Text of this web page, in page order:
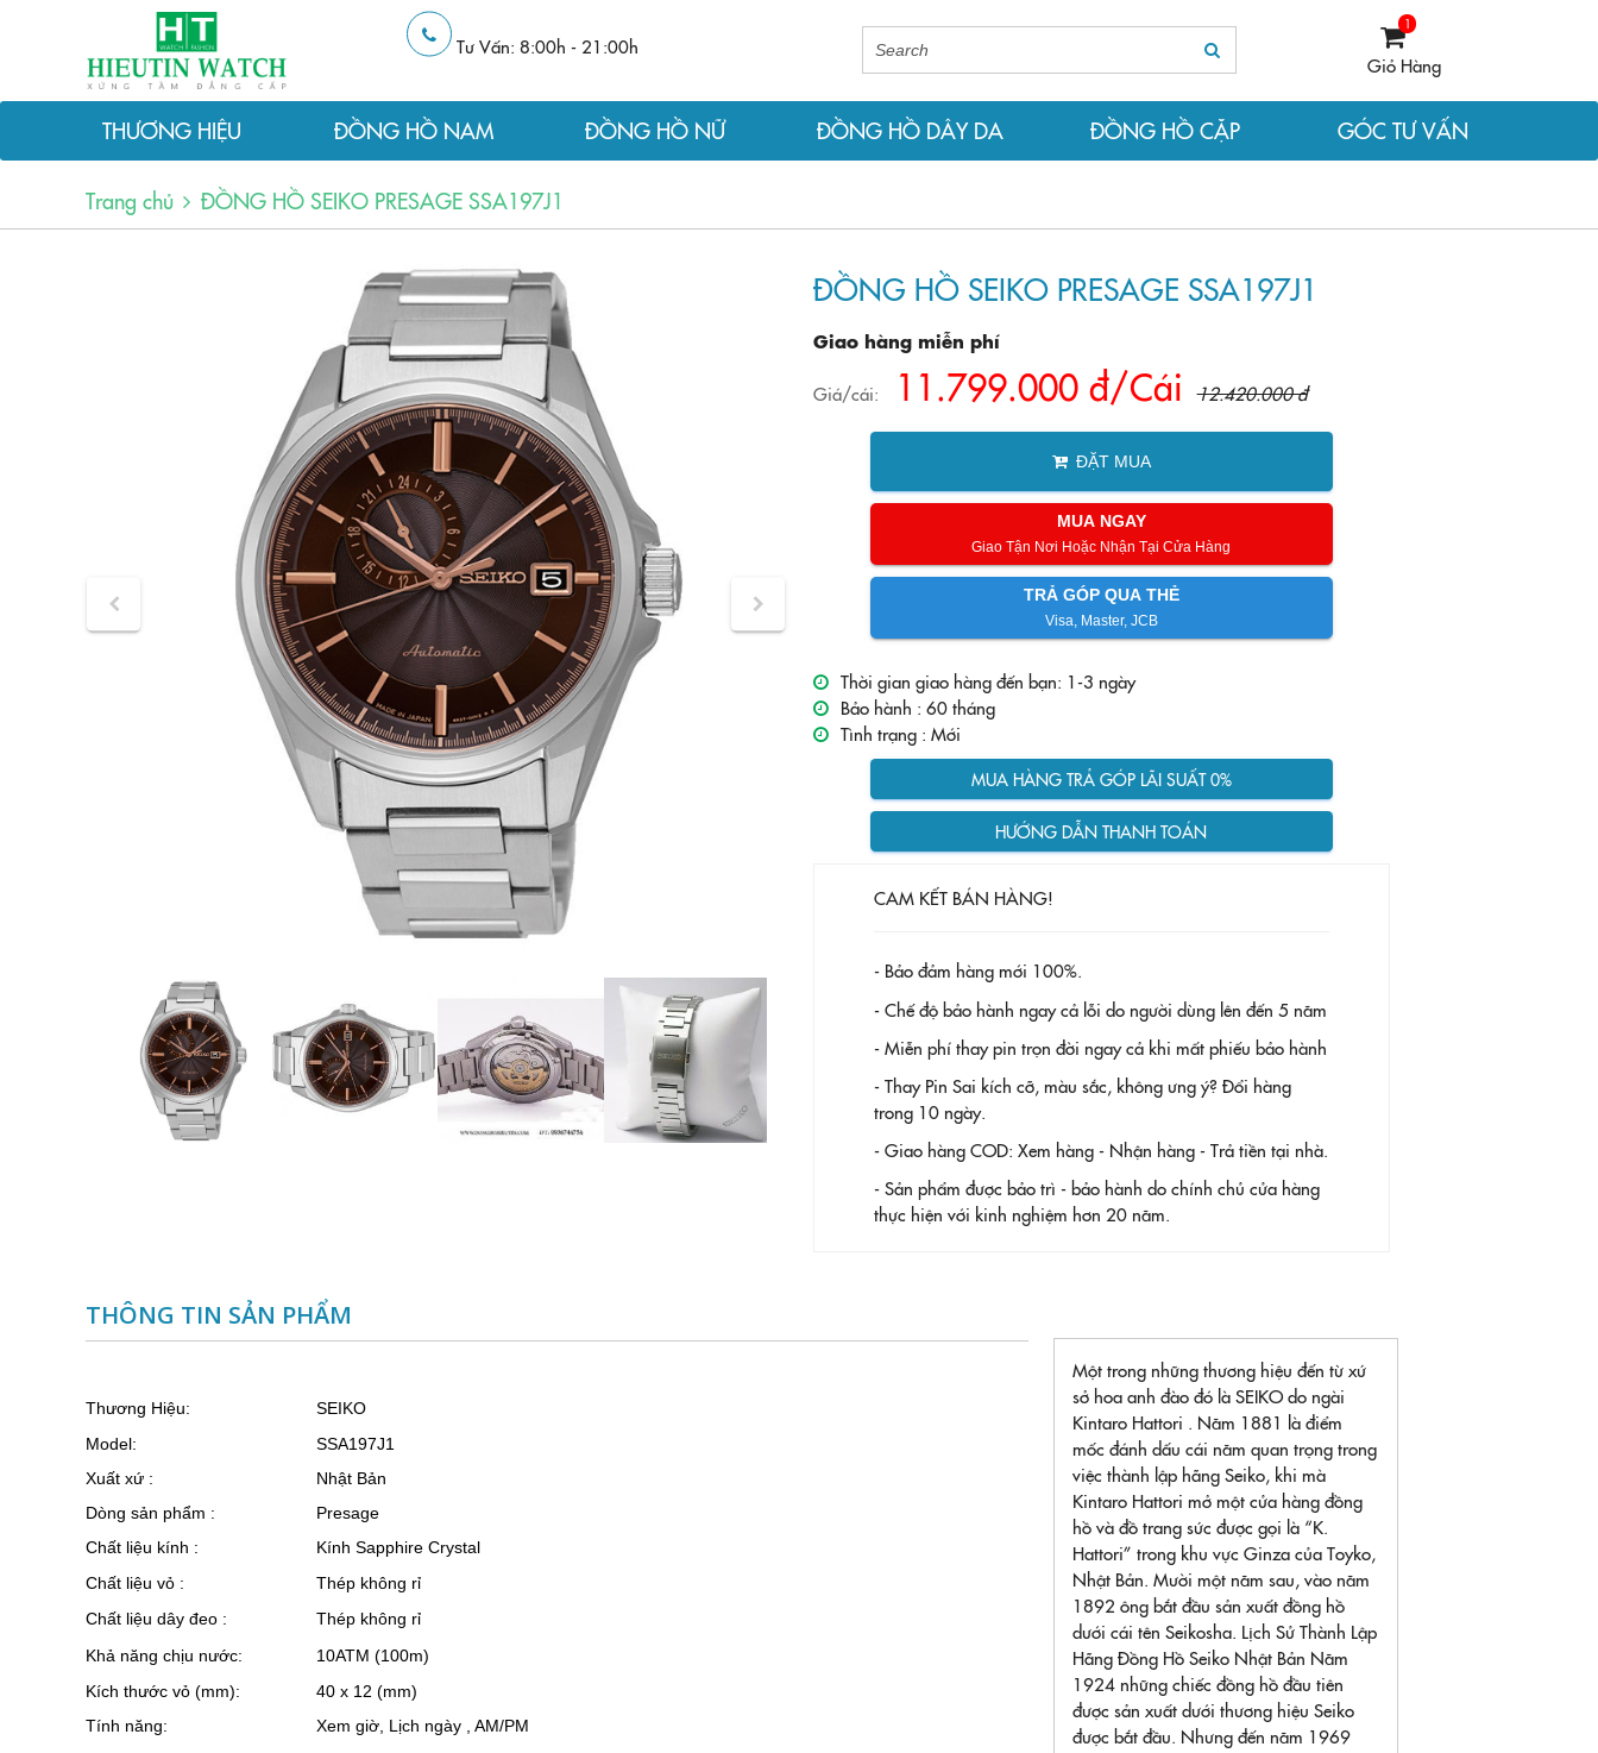
Tư Vấn: 8:00h - 21:00h
1
Giỏ Hàng
THƯƠNG HIỆU ĐỒNG HỒ NAM ĐỒNG HỒ NỮ ĐỒNG HỒ DÂY DA ĐỒNG HỒ CẶP GÓC TƯ VẤN
Trang chủ ĐỒNG HỒ SEIKO PRESAGE SSA197J1
ĐỒNG HỒ SEIKO PRESAGE SSA197J1
Giao hàng miễn phí
Giá/cái: 11.799.000 đ/Cái 12.420.000 đ
ĐẶT MUA
MUA NGAY
Giao Tận Nơi Hoặc Nhận Tại Cửa Hàng
TRẢ GÓP QUA THẺ
Visa, Master, JCB
Thời gian giao hàng đến bạn: 1-3 ngày
Bảo hành : 60 tháng
Tình trạng : Mới
MUA HÀNG TRẢ GÓP LÃI SUẤT 0%
HƯỚNG DẪN THANH TOÁN
CAM KẾT BÁN HÀNG!
- Bảo đảm hàng mới 100%.
- Chế độ bảo hành ngay cả lỗi do người dùng lên đến 5 năm
- Miễn phí thay pin trọn đời ngay cả khi mất phiếu bảo hành
- Thay Pin Sai kích cỡ, màu sắc, không ưng ý? Đổi hàng
trong 10 ngày.
- Giao hàng COD: Xem hàng - Nhận hàng - Trả tiền tại nhà.
- Sản phẩm được bảo trì - bảo hành do chính chủ cửa hàng
thực hiện với kinh nghiệm hơn 20 năm.
THÔNG TIN SẢN PHẨM
Thương Hiệu:
SEIKO
Model:
SSA197J1
Xuất xứ :
Nhật Bản
Dòng sản phẩm :
Presage
Chất liệu kính :
Kính Sapphire Crystal
Chất liệu vỏ :
Thép không rỉ
Chất liệu dây đeo :
Thép không rỉ
Khả năng chịu nước:
10ATM (100m)
Kích thước vỏ (mm):
40 x 12 (mm)
Tính năng:
Xem giờ, Lịch ngày , AM/PM
Một trong những thương hiệu đến từ xứ
sở hoa anh đào đó là SEIKO do ngài
Kintaro Hattori . Năm 1881 là điểm
mốc đánh dấu cái năm quan trọng trong
việc thành lập hãng Seiko, khi mà
Kintaro Hattori mở một cửa hàng đồng
hồ và đồ trang sức được gọi là “K.
Hattori” trong khu vực Ginza của Toyko,
Nhật Bản. Mười một năm sau, vào năm
1892 ông bắt đầu sản xuất đồng hồ
dưới cái tên Seikosha. Lịch Sử Thành Lập
Hãng Đồng Hồ Seiko Nhật Bản Năm
1924 những chiếc đồng hồ đầu tiên
được sản xuất dưới thương hiệu Seiko
được bắt đầu. Nhưng đến năm 1969